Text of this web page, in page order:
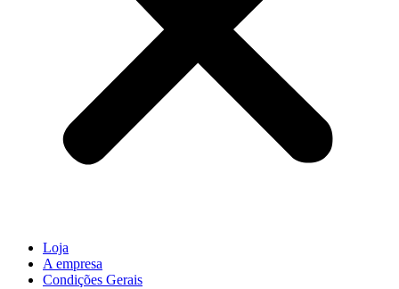
Loja
A empresa
Condições Gerais